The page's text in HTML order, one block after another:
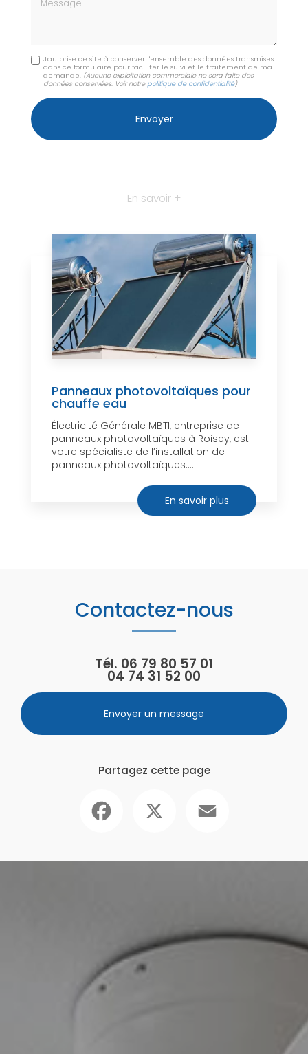
J'autorise ce site à conserver l'ensemble des données transmises
dans ce formulaire pour faciliter le suivi et le traitement de ma
demande. (Aucune exploitation commerciale ne sera faite des
données conservées. Voir notre politique de confidentialité)
En savoir +
Panneaux photovoltaïques pour
chauffe eau
Électricité Générale MBTI, entreprise de
panneaux photovoltaïques à Roisey, est
votre spécialiste de l’installation de
panneaux photovoltaïques....
En savoir plus
Contactez-nous
Tél. 06 79 80 57 01
04 74 31 52 00
Envoyer un message
Partagez cette page